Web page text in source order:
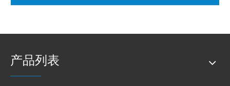
产品列表